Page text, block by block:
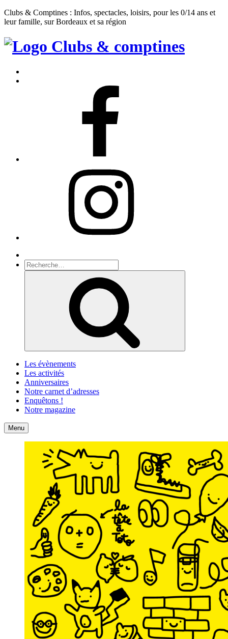
Clubs & Comptines : Infos, spectacles, loisirs, pour les 0/14 ans et
leur famille, sur Bordeaux et sa région
Clubs
Comptines
Recherche
pour
Les évènements
Les activités
Anniversaires
Notre carnet d’adresses
Enquêtons !
Notre magazine
Accueil
Menu Contact